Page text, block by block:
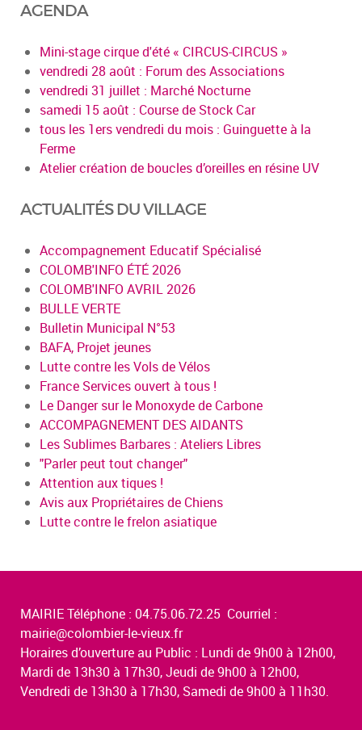
AGENDA
Mini-stage cirque d'été « CIRCUS-CIRCUS »
vendredi 28 août : Forum des Associations
vendredi 31 juillet : Marché Nocturne
samedi 15 août : Course de Stock Car
tous les 1ers vendredi du mois : Guinguette à la
Ferme
Atelier création de boucles d’oreilles en résine UV
ACTUALITÉS DU VILLAGE
Accompagnement Educatif Spécialisé
COLOMB'INFO ÉTÉ 2026
COLOMB'INFO AVRIL 2026
BULLE VERTE
Bulletin Municipal N°53
BAFA, Projet jeunes
Lutte contre les Vols de Vélos
France Services ouvert à tous !
Le Danger sur le Monoxyde de Carbone
ACCOMPAGNEMENT DES AIDANTS
Les Sublimes Barbares : Ateliers Libres
"Parler peut tout changer"
Attention aux tiques !
Avis aux Propriétaires de Chiens
Lutte contre le frelon asiatique
MAIRIE Téléphone : 04.75.06.72.25 Courriel :
mairie@colombier-le-vieux.fr
Horaires d’ouverture au Public : Lundi de 9h00 à 12h00,
Mardi de 13h30 à 17h30, Jeudi de 9h00 à 12h00,
Vendredi de 13h30 à 17h30, Samedi de 9h00 à 11h30.